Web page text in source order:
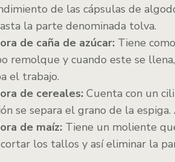
de las cápsulas de
la parte denominada tolva.
de caña de azúcar: Tiene
remolque y cuando este se
el trabajo.
de cereales: Cuenta con un
se separa el grano de la
de maíz: Tiene un moliente
los tallos y así eliminar la